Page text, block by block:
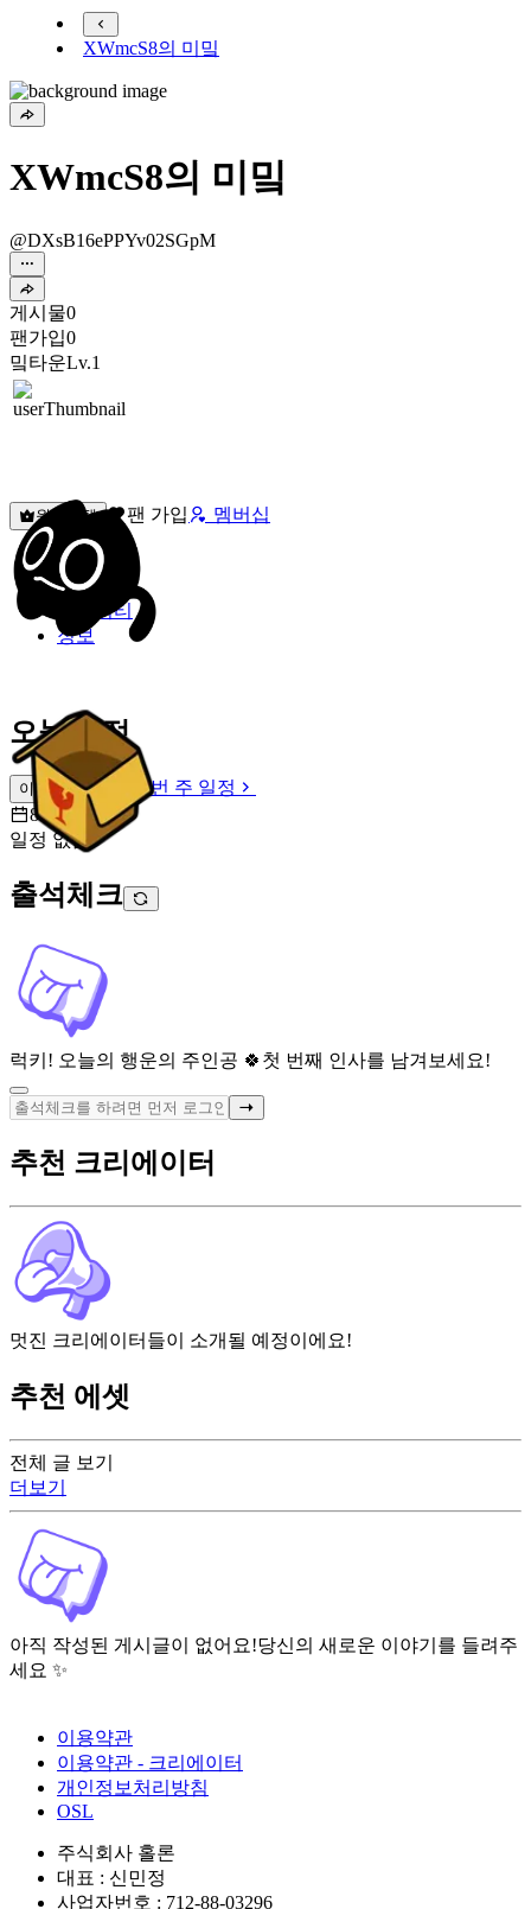
XWmcS8의 미밐
XWmcS8의 미밐
@DXsB16ePPYv02SGpM
게시물0
팬가입0
밐타운Lv.1
원픽선택 팬 가입 멤버십
밐타운
피드
커뮤니티
정보
오늘 일정
이번 주 일정
이번 주 일정
8월 9일 [일]
일정 없음
출석체크
럭키! 오늘의 행운의 주인공 🍀 첫 번째 인사를 남겨보세요!
전체 글 보기
더보기
아직 작성된 게시글이 없어요!당신의 새로운 이야기를 들려주
세요 ✨
추천 크리에이터
멋진 크리에이터들이 소개될 예정이에요!
추천 에셋
이용약관
이용약관 - 크리에이터
개인정보처리방침
OSL
주식회사 홀론
대표 : 신민정
사업자번호 : 712-88-03296